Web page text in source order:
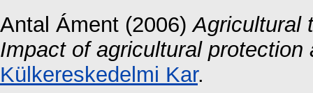
Antal Áment (2006)Agricultural
Impact of agricultural
Külkereskedelmi Kar.